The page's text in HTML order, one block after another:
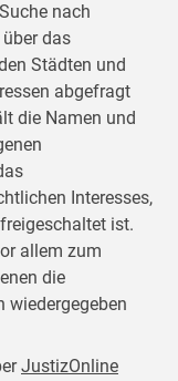
nach
das
Städten und
abgefragt
die Namen und
Interesses,
ist.
allem zum
die
wiedergegeben
JustizOnline